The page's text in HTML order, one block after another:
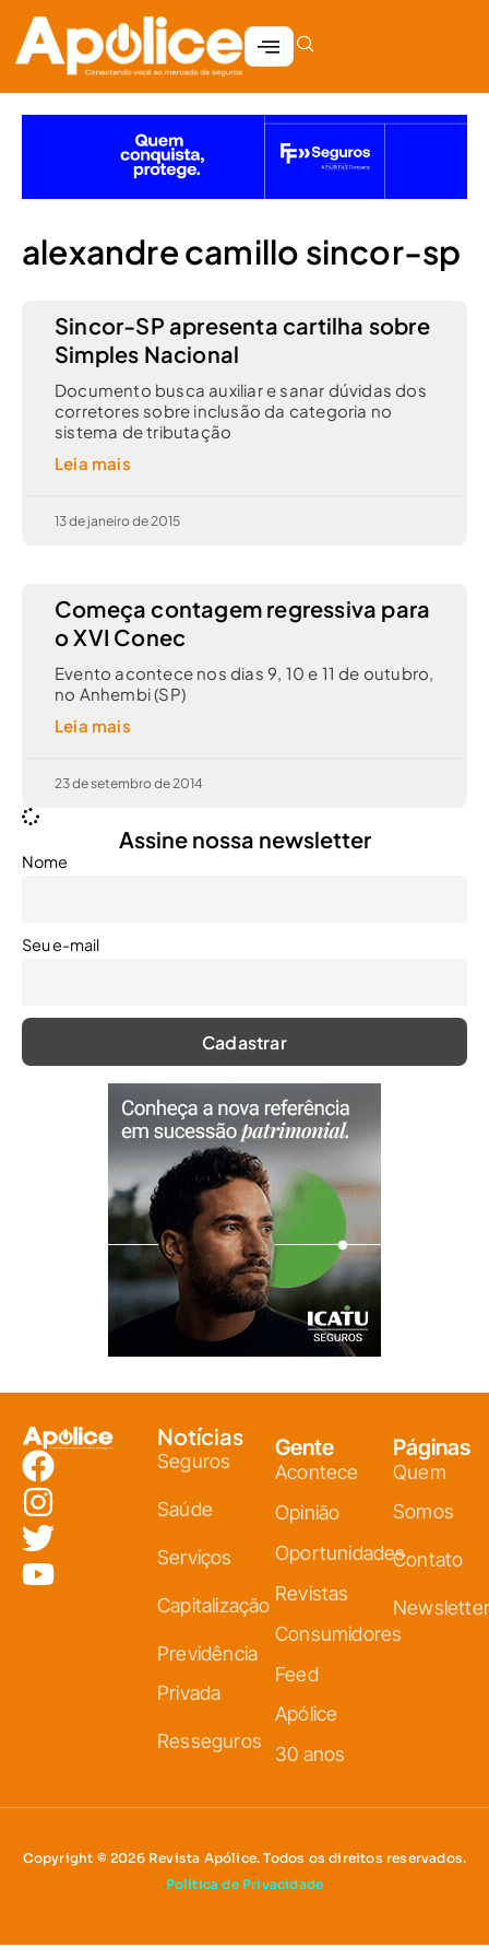
alexandre camillo sincor-sp
Sincor-SP apresenta cartilha sobre
Simples Nacional
Documento busca auxiliar e sanar dúvidas dos
corretores sobre inclusão da categoria no
sistema de tributação
Leia mais
13 de janeiro de 2015
Começa contagem regressiva para
o XVI Conec
Evento acontece nos dias 9, 10 e 11 de outubro,
no Anhembi (SP)
Leia mais
23 de setembro de 2014
Assine nossa newsletter
Nome
Seu e-mail
Notícias
Seguros
Saúde
Serviços
Capitalização
Previdência
Privada
Resseguros
Gente
Acontece
Opinião
Oportunidades
Revistas
Consumidores
Feed
Apólice
30 anos
Páginas
Quem
Somos
Contato
Newsletter
Copyright © 2026 Revista Apólice. Todos os direitos reservados.
Política de Privacidade